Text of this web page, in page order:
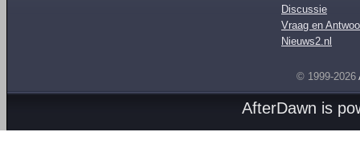
Discussie
Vraag en
Nieuws2.nl
© 1999-2026
AfterDawn is